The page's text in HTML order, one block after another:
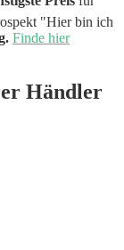
"Hier bin ich
Finde hier
Händler